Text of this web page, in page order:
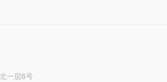
一层6号